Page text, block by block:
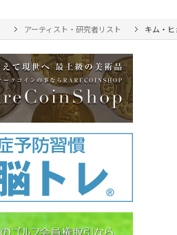
アーティスト・研究者リスト キム・